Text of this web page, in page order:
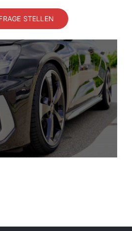
STELLEN